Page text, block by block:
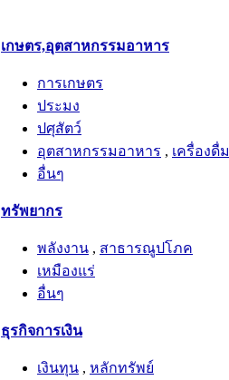
เกษตร,อุตสาหกรรมอาหาร
การเกษตร
ประมง
ปศุสัตว์
อุตสาหกรรมอาหาร
เครื่องดื่ม
อื่นๆ
ทรัพยากร
พลังงาน
สาธารณูปโภค
เหมืองแร่
อื่นๆ
ธุรกิจการเงิน
เงินทุน
หลักทรัพย์